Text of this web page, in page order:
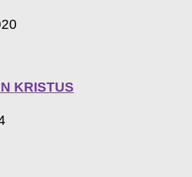
KRISTUS